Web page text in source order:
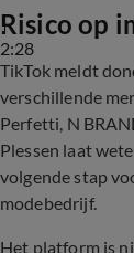
2:28
Risico op
TikTok meldt
verschillende
Perfetti, N
Plessen laat
volgende stap
modebedrijf.
Het platform is